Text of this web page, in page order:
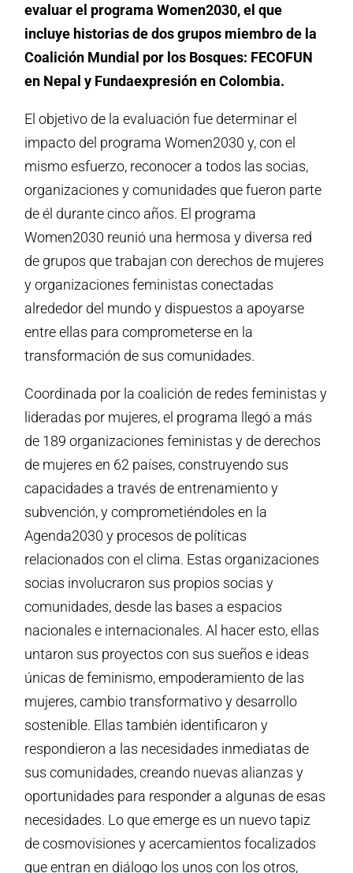
evaluar el programa Women2030, el que
incluye historias de dos grupos miembro de la
Coalición Mundial por los Bosques: FECOFUN
en Nepal y Fundaexpresión en Colombia.
El objetivo de la evaluación fue determinar el
impacto del programa Women2030 y, con el
mismo esfuerzo, reconocer a todos las socias,
organizaciones y comunidades que fueron parte
de él durante cinco años. El programa
Women2030 reunió una hermosa y diversa red
de grupos que trabajan con derechos de mujeres
y organizaciones feministas conectadas
alrededor del mundo y dispuestos a apoyarse
entre ellas para comprometerse en la
transformación de sus comunidades.
Coordinada por la coalición de redes feministas y
lideradas por mujeres, el programa llegó a más
de 189 organizaciones feministas y de derechos
de mujeres en 62 países, construyendo sus
capacidades a través de entrenamiento y
subvención, y comprometiéndoles en la
Agenda2030 y procesos de políticas
relacionados con el clima. Estas organizaciones
socias involucraron sus propios socias y
comunidades, desde las bases a espacios
nacionales e internacionales. Al hacer esto, ellas
untaron sus proyectos con sus sueños e ideas
únicas de feminismo, empoderamiento de las
mujeres, cambio transformativo y desarrollo
sostenible. Ellas también identificaron y
respondieron a las necesidades inmediatas de
sus comunidades, creando nuevas alianzas y
oportunidades para responder a algunas de esas
necesidades. Lo que emerge es un nuevo tapiz
de cosmovisiones y acercamientos focalizados
que entran en diálogo los unos con los otros,